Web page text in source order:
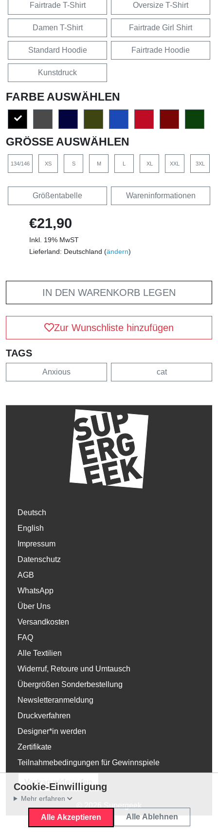
Fairtrade T-Shirt Oversize T-Shirt
Damen T-Shirt Fairtrade Girl Shirt
Standard Hoodie Fairtrade Hoodie
Kunstdruck
FARBE AUSWÄHLEN
GRÖSSE AUSWÄHLEN
134/146 XS S M L XL XXL 3XL
Größentabelle Wareninformationen
€21,90
Inkl. 19% MwST
Lieferland: Deutschland (ändern)
IN DEN WARENKORB LEGEN
Zur Wunschliste hinzufügen
TAGS
Anxious cat
Deutsch
English
Impressum
Datenschutz
AGB
WhatsApp
Über Uns
Versandkosten
FAQ
Alle Textilien
Widerruf, Retoure und Umtausch
Übergrößen Sonderbestellung
Newsletteranmeldung
Druckverfahren
Designer*in werden
Zertifikate
Teilnahmebedingungen für Gewinnspiele
Vertrag widerrufen
Cookie-Einwilligung
Mehr erfahren
Alle Akzeptieren Alle Ablehnen